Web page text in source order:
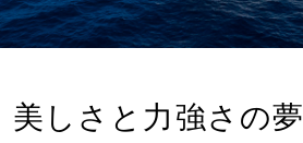
美しさと力強さの夢